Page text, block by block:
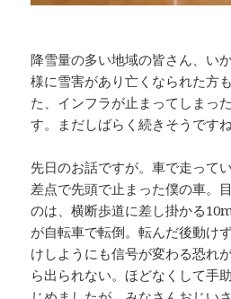
降雪量の多い地域の皆さん、い
様に雪害があり亡くなられた方
た、インフラが止まってしまっ
す。まだしばらく続きそうですね
先日のお話ですが。車で走って
差点で先頭で止まった僕の車。
のは、横断歩道に差し掛かる
が自転車で転倒。転んだ後動け
けしようにも信号が変わる恐れ
ら出られない。ほどなくして手